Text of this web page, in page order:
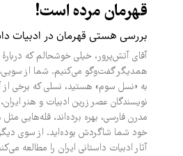
قهرمان مرده است!
بررسی هستی قهرمان در ادبیات
آقای آتش‌پرور، خیلی خوشحالم که دربارۀ
همدیگر گفت‌وگو می‌کنیم. شما از
به «نسل سوم» هستید، نسلی که برخی از
نویسندگان عصر زرین ادبیات و هنر
مدرن فارسی، بهره برده‌‌اند، قله‌هایی
خود شما شاگردش بوده‌اید. از سوی
آثار ادبیات داستانی ایران را مطالعه